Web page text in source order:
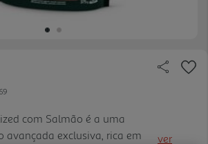
com Salmão é a uma
avançada exclusiva, rica em
ver